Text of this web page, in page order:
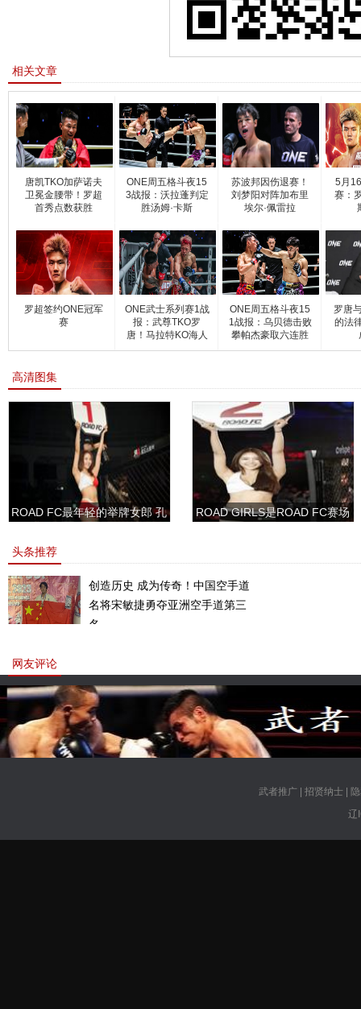
相关文章
唐凯TKO加萨诺夫
卫冕金腰带！罗超
首秀点数获胜
ONE周五格斗夜15
3战报：沃拉蓬判定
胜汤姆·卡斯
苏波邦因伤退赛！
刘梦阳对阵加布里
埃尔·佩雷拉
5月
赛：
罗超签约ONE冠军
赛
ONE武士系列赛1战
报：武尊TKO罗
唐！马拉特KO海人
ONE周五格斗夜15
1战报：乌贝德击败
攀帕杰豪取六连胜
罗唐
的法
高清图集
ROAD FC最年轻的举牌女郎 孔
ROAD GIRLS是ROAD FC赛场
头条推荐
创造历史 成为传奇！中国空手道
名将宋敏捷勇夺亚洲空手道第三
名。
网友评论
武者推广| 招贤纳士|
辽